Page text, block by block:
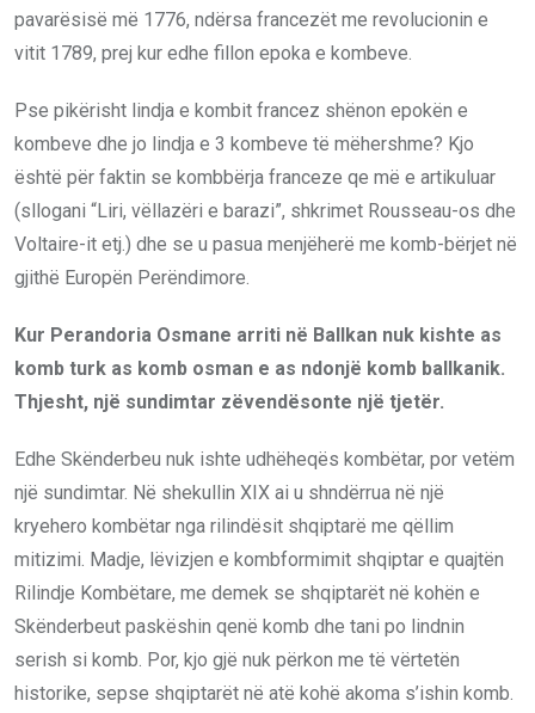
pavarësisë më 1776, ndërsa francezët me revolucionin e
vitit 1789, prej kur edhe fillon epoka e kombeve.
Pse pikërisht lindja e kombit francez shënon epokën e
kombeve dhe jo lindja e 3 kombeve të mëhershme? Kjo
është për faktin se kombbërja franceze qe më e artikuluar
(sllogani “Liri, vëllazëri e barazi”, shkrimet Rousseau-os dhe
Voltaire-it etj.) dhe se u pasua menjëherë me komb-bërjet në
gjithë Europën Perëndimore.
Kur Perandoria Osmane arriti në Ballkan nuk kishte as
komb turk as komb osman e as ndonjë komb ballkanik.
Thjesht, një sundimtar zëvendësonte një tjetër.
Edhe Skënderbeu nuk ishte udhëheqës kombëtar, por vetëm
një sundimtar. Në shekullin XIX ai u shndërrua në një
kryehero kombëtar nga rilindësit shqiptarë me qëllim
mitizimi. Madje, lëvizjen e kombformimit shqiptar e quajtën
Rilindje Kombëtare, me demek se shqiptarët në kohën e
Skënderbeut paskëshin qenë komb dhe tani po lindnin
serish si komb. Por, kjo gjë nuk përkon me të vërtetën
historike, sepse shqiptarët në atë kohë akoma s’ishin komb.